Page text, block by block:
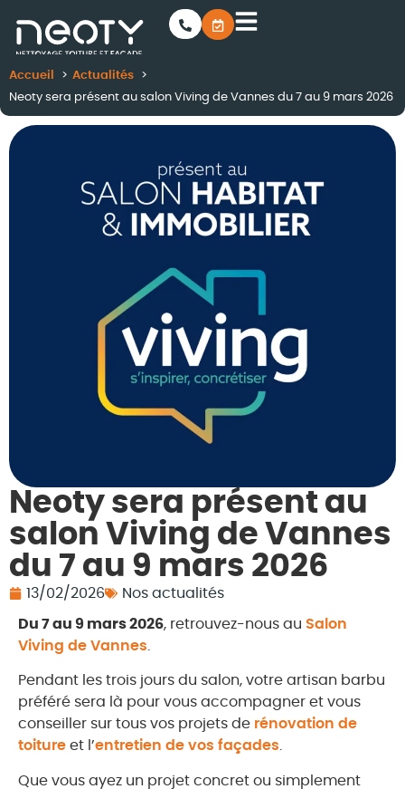
Accueil
Actualités
Neoty sera présent au salon Viving de Vannes du 7 au 9 mars 2026
Neoty sera présent au
salon Viving de Vannes
du 7 au 9 mars 2026
13/02/2026 Nos actualités
Du 7 au 9 mars 2026, retrouvez-nous au Salon
Viving de Vannes
Pendant les trois jours du salon, votre artisan barbu
préféré sera là pour vous accompagner et vous
conseiller sur tous vos projets de rénovation de
toiture et l’entretien de vos façades.
Que vous ayez un projet concret ou simplement